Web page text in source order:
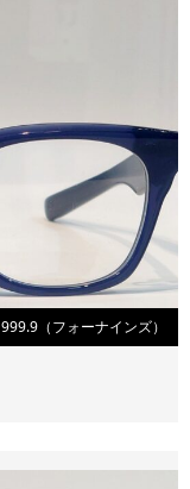
999.9（フォーナインズ）